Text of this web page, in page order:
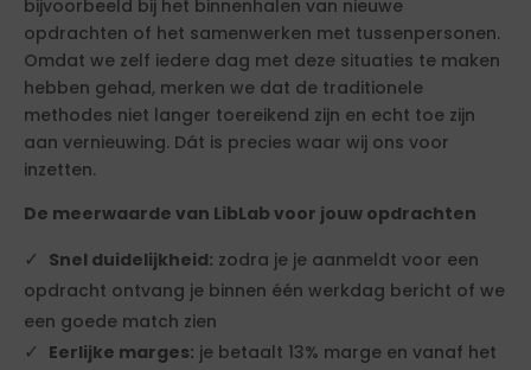
bijvoorbeeld bij het binnenhalen van nieuwe
opdrachten of het samenwerken met tussenpersonen.
Omdat we zelf iedere dag met deze situaties te maken
hebben gehad, merken we dat de traditionele
methodes niet langer toereikend zijn en echt toe zijn
aan vernieuwing. Dát is precies waar wij ons voor
inzetten.
De meerwaarde van LibLab voor jouw opdrachten
Snel duidelijkheid: zodra je je aanmeldt voor een
opdracht ontvang je binnen één werkdag bericht of we
een goede match zien
Eerlijke marges: je betaalt 13% marge en vanaf het